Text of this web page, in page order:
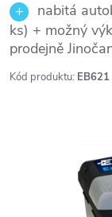
nabitá
ks) + možný
prodejně
Kód produktu: EB621